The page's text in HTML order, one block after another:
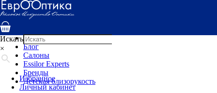
Услуги
Специалисты
Детская оптика
Блог
Салоны
Essilor Experts
Бренды
Детская близорукость
Искать
×
Избранное
Личный кабинет